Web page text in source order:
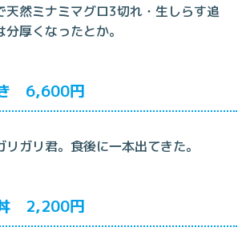
天然ミナミマグロ3切れ・生しらす追
厚くなったとか。
6,600円
ガリ君。食後に一本出てきた。
2,200円